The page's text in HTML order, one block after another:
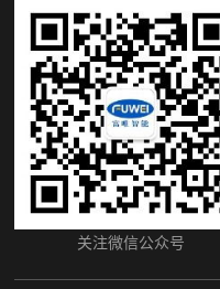
关注微信公众号